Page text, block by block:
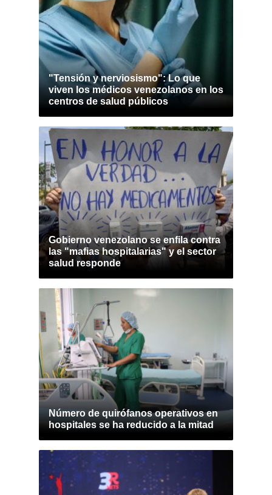
"Tensión y nerviosismo": Lo que
viven los médicos venezolanos en los
centros de salud públicos
Gobierno venezolano se enfila contra
las "mafias hospitalarias" y el sector
salud responde
Número de quirófanos operativos en
hospitales se ha reducido a la mitad